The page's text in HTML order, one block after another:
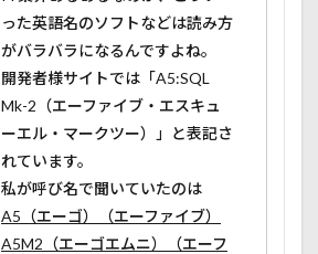
った英語名のソフトなどは読み方
がバラバラになるんですよね。
開発者様サイトでは「A5:SQL
Mk-2（エーファイブ・エスキュ
ーエル・マークツー）」と表記さ
れています。
私が呼び名で聞いていたのは
A5（エーゴ）（エーファイブ）
A5M2（エーゴエムニ）（エーフ